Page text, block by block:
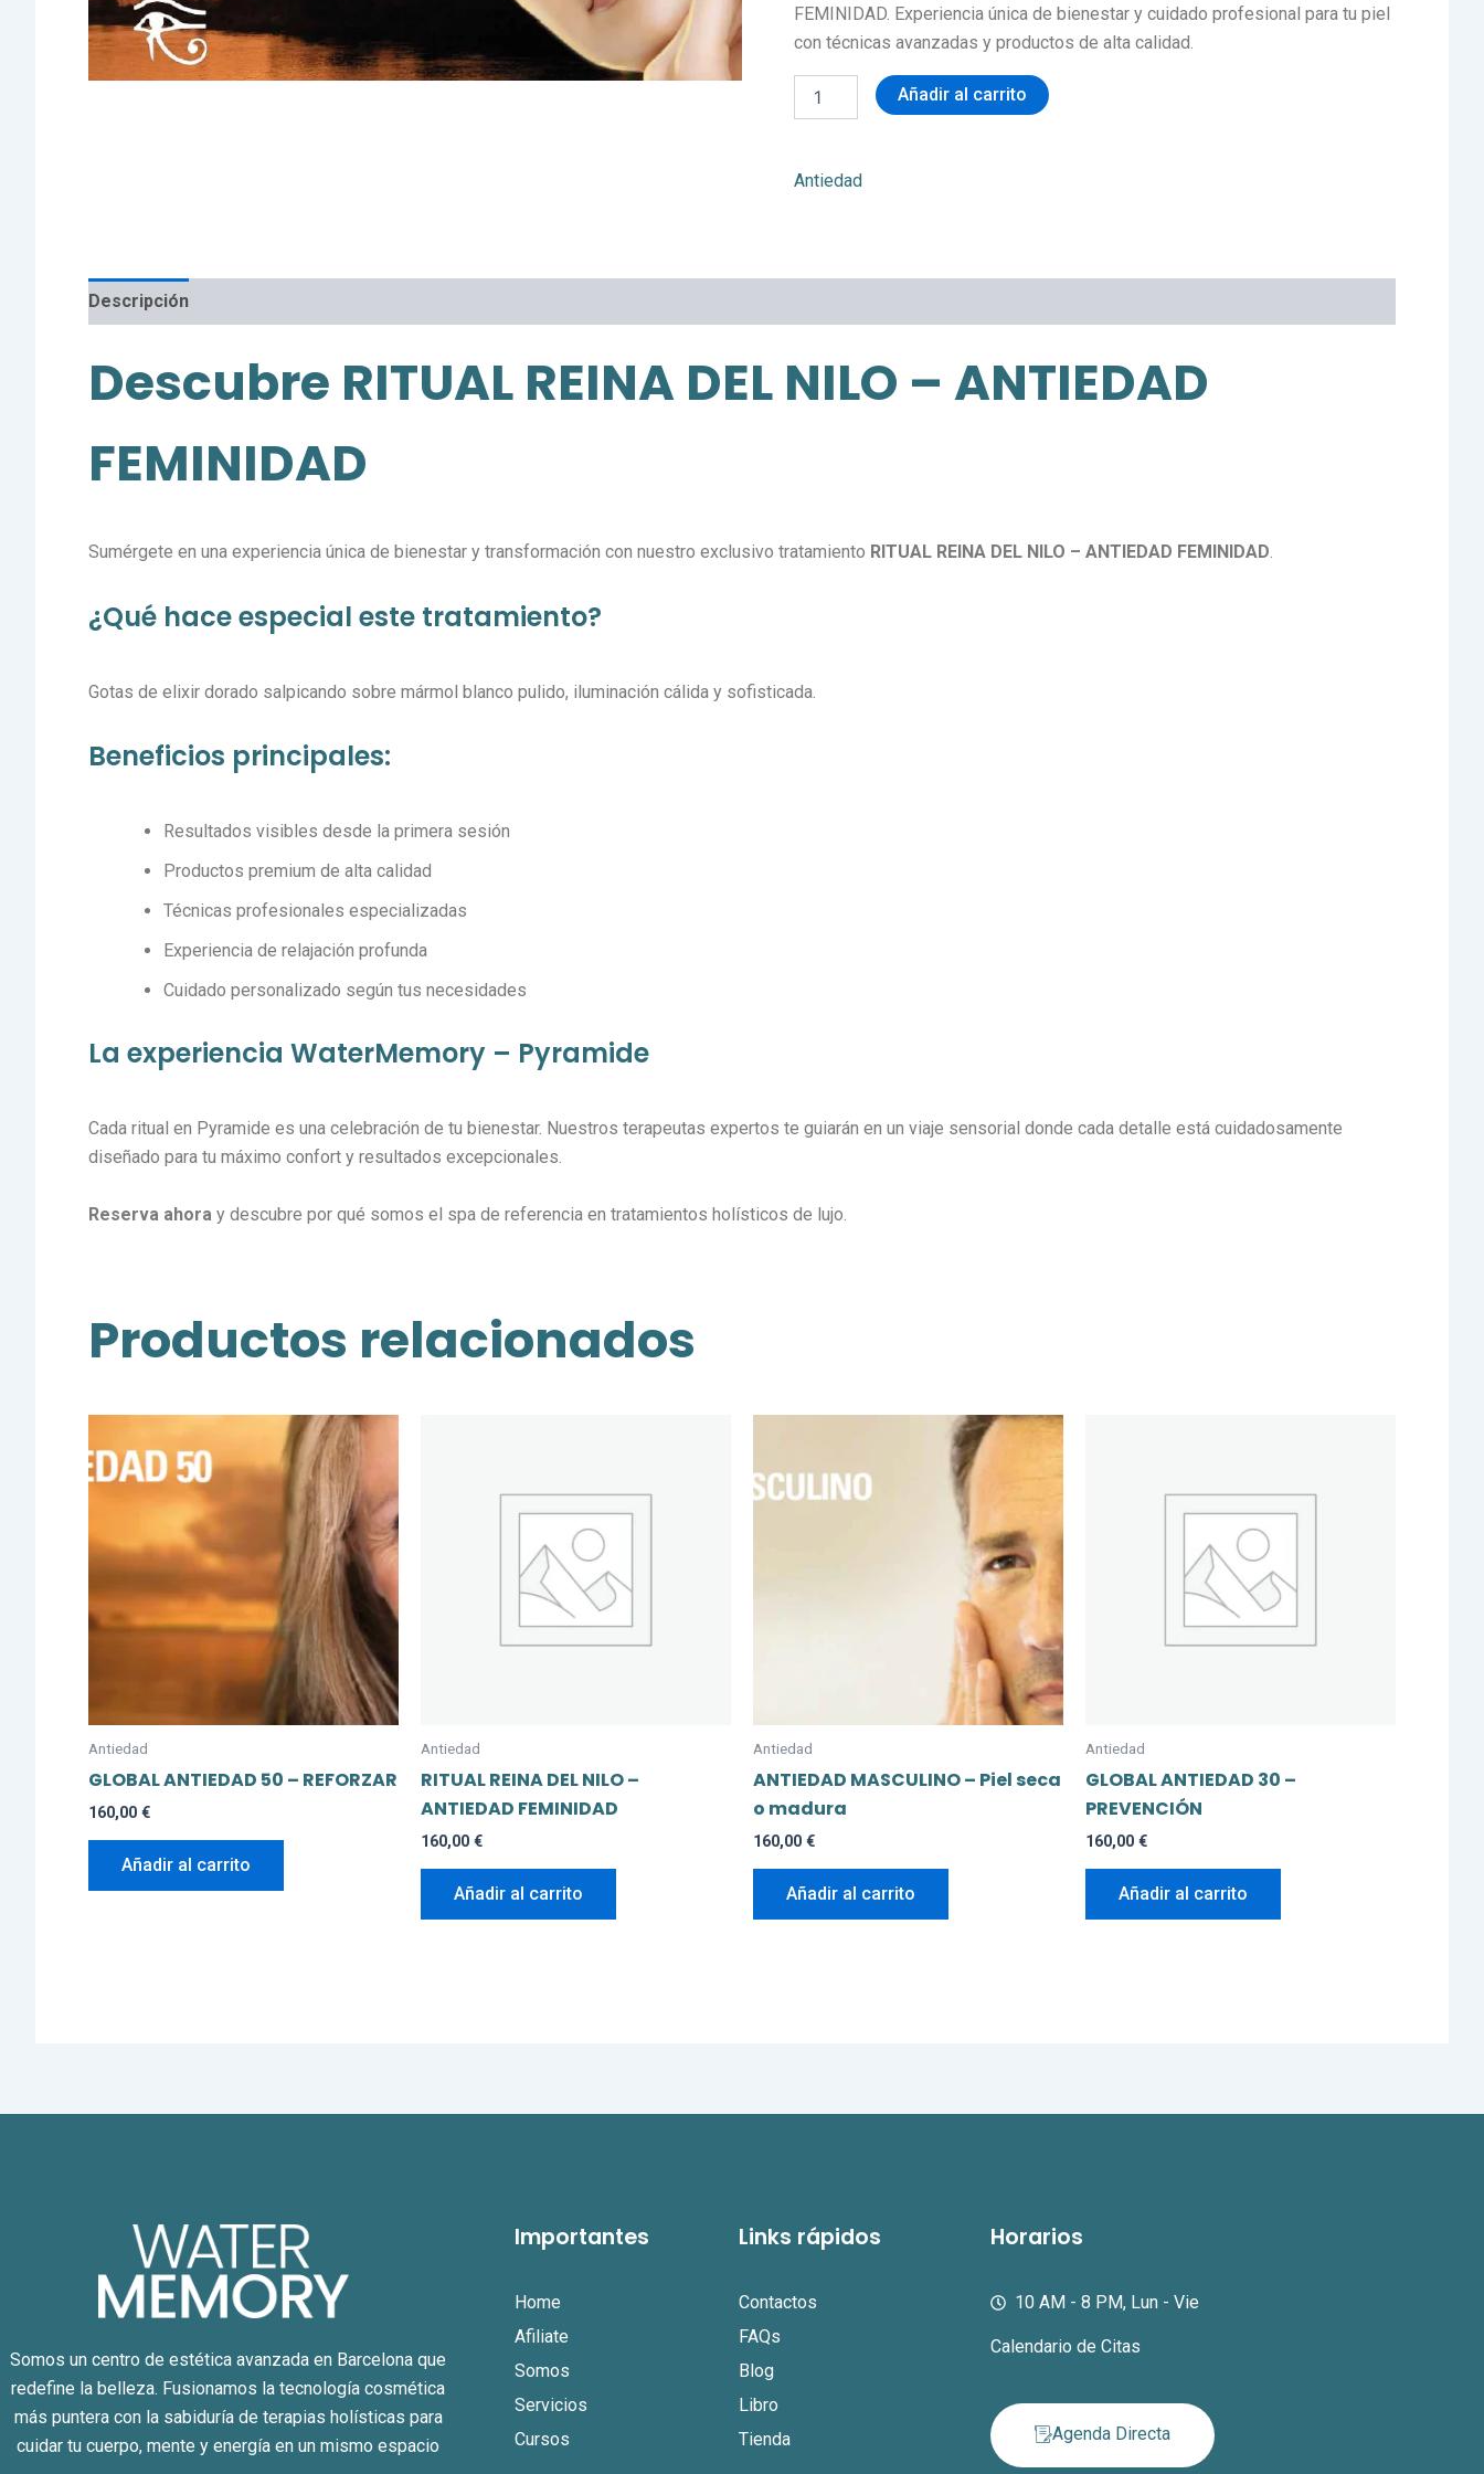
FEMINIDAD. Experiencia única de bienestar y cuidado profesional para tu piel
con técnicas avanzadas y productos de alta calidad.
Añadir al carrito
Antiedad
Descripción
Descubre RITUAL REINA DEL NILO – ANTIEDAD
FEMINIDAD
Sumérgete en una experiencia única de bienestar y transformación con nuestro exclusivo tratamiento RITUAL REINA DEL NILO – ANTIEDAD FEMINIDAD.
¿Qué hace especial este tratamiento?
Gotas de elixir dorado salpicando sobre mármol blanco pulido, iluminación cálida y sofisticada.
Beneficios principales:
Resultados visibles desde la primera sesión
Productos premium de alta calidad
Técnicas profesionales especializadas
Experiencia de relajación profunda
Cuidado personalizado según tus necesidades
La experiencia WaterMemory – Pyramide
Cada ritual en Pyramide es una celebración de tu bienestar. Nuestros terapeutas expertos te guiarán en un viaje sensorial donde cada detalle está cuidadosamente
diseñado para tu máximo confort y resultados excepcionales.
Reserva ahora y descubre por qué somos el spa de referencia en tratamientos holísticos de lujo.
Productos relacionados
Antiedad
GLOBAL ANTIEDAD 50 – REFORZAR
160,00 €
Añadir al carrito
Antiedad
RITUAL REINA DEL NILO –
ANTIEDAD FEMINIDAD
160,00 €
Añadir al carrito
Antiedad
ANTIEDAD MASCULINO – Piel seca
o madura
160,00 €
Añadir al carrito
Antiedad
GLOBAL ANTIEDAD 30 –
PREVENCIÓN
160,00 €
Añadir al carrito
Somos un centro de estética avanzada en Barcelona que
redefine la belleza. Fusionamos la tecnología cosmética
más puntera con la sabiduría de terapias holísticas para
cuidar tu cuerpo, mente y energía en un mismo espacio
Importantes
Home
Afiliate
Somos
Servicios
Cursos
Links rápidos
Contactos
FAQs
Blog
Libro
Tienda
Horarios
10 AM - 8 PM, Lun - Vie
Calendario de Citas
Agenda Directa